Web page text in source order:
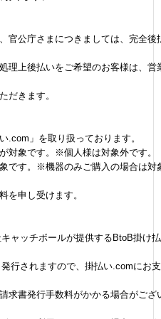
官公庁さまにつきましては、完全後
理上後払いをご希望のお客様は、営
だきます。
.com」を取り扱っております。
対象です。※個人様は対象外です。
です。※機器のみご購入の場合は対
を申し受けます。
ャッチボールが提供するBtoB掛け
行されますので、掛払い.comにお
求書発行手数料がかかる場合がござ